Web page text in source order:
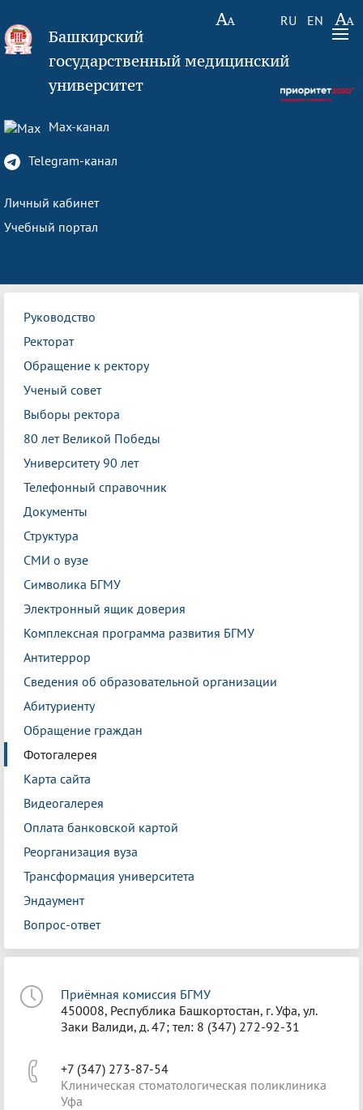
RU EN
Башкирский
государственный медицинский
университет
Max-канал
Telegram-канал
Личный кабинет
Учебный портал
Руководство
Ректорат
Обращение к ректору
Ученый совет
Выборы ректора
80 лет Великой Победы
Университету 90 лет
Телефонный справочник
Документы
Структура
СМИ о вузе
Символика БГМУ
Электронный ящик доверия
Комплексная программа развития БГМУ
Антитеррор
Сведения об образовательной организации
Абитуриенту
Обращение граждан
Фотогалерея
Карта сайта
Видеогалерея
Оплата банковской картой
Реорганизация вуза
Трансформация университета
Эндаумент
Вопрос-ответ
Приёмная комиссия БГМУ
450008, Республика Башкортостан, г. Уфа, ул.
Заки Валиди, д. 47; тел: 8 (347) 272-92-31
+7 (347) 273-87-54
Клиническая стоматологическая поликлиника
Уфа